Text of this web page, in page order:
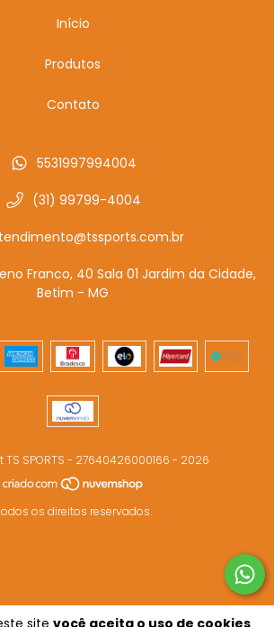
site você aceita o uso de cookies
Início
Produtos
Contato
5531997994004
(31) 99799-4004
Franco, 40 Sala 01 Jardim da Cidade,
Betim - MG
SPORTS - 27640426000166 - 2026
os direitos reservados.